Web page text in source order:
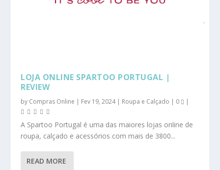
LOJA ONLINE SPARTOO PORTUGAL |
REVIEW
by Compras Online | Fev 19, 2024| Roupa e Calçado | 0 |
A Spartoo Portugal é uma das maiores lojas online de
roupa, calçado e acessórios com mais de 3800...
READ MORE